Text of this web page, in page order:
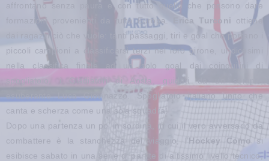
affrontano senza paura e con tutto quello che possono dare
formazioni provenienti da tutta Europa.
Erica Turconi ottiene
dai ragazzi ciò che vuole: tanti passaggi, tiri e goal che portano i
piccoli campioni a classificarsi terzi nel loro girone, undicesimi
nella classifica finale ad un solo goal dai coinquilini di
spogliatoio, i Gladiatori di Aosta, guidati da un sempre
esuberante Luca Giovinazzo. Spogliatoio italiano unito che
canta e scherza come una sola squadra!
Dopo una partenza un po’ in sordina, in cui il vero avversario da
combattere è la stanchezza del viaggio, l’ Hockey Como
si
esibisce sabato in una serie di partite di altissimo livello tecnico,